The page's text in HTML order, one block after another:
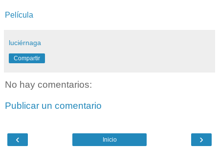
Película
luciérnaga
Compartir
No hay comentarios:
Publicar un comentario
‹ ›
Inicio